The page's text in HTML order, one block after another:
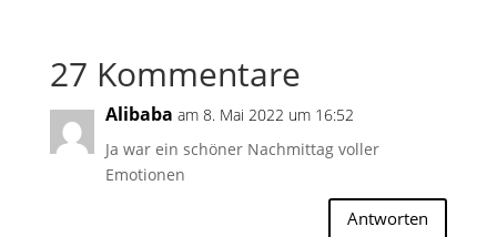
27 Kommentare
Alibaba am 8. Mai 2022 um 16:52
Ja war ein schöner Nachmittag voller
Emotionen
Antworten